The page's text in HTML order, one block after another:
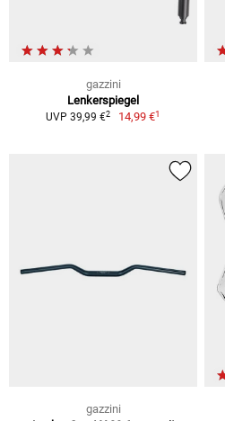
gazzini
Lenkerspiegel
UVP 39,99 €2 14,99 €1
gazzini